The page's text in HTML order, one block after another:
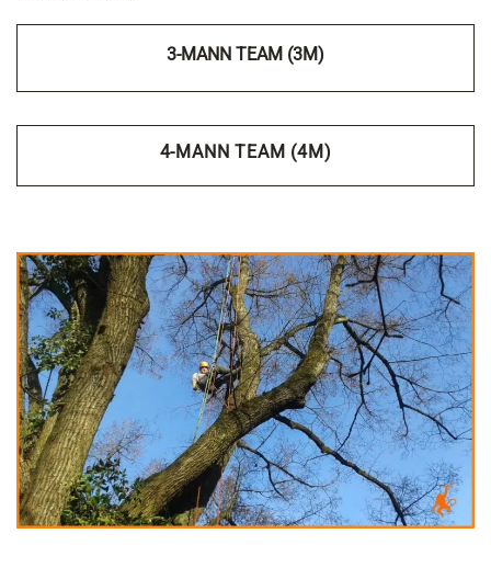
3-MANN TEAM (3M)
4-MANN TEAM (4M)